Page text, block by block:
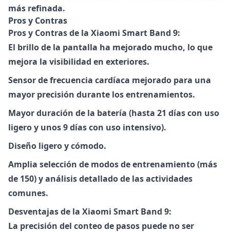
más refinada.
Pros y Contras
Pros y Contras de la Xiaomi Smart Band 9:
El brillo de la pantalla ha mejorado mucho, lo que
mejora la visibilidad en exteriores.
Sensor de frecuencia cardíaca mejorado para una
mayor precisión durante los entrenamientos.
Mayor duración de la batería (hasta 21 días con uso
ligero y unos 9 días con uso intensivo).
Diseño ligero y cómodo.
Amplia selección de modos de entrenamiento (más
de 150) y análisis detallado de las actividades
comunes.
Desventajas de la Xiaomi Smart Band 9:
La precisión del conteo de pasos puede no ser